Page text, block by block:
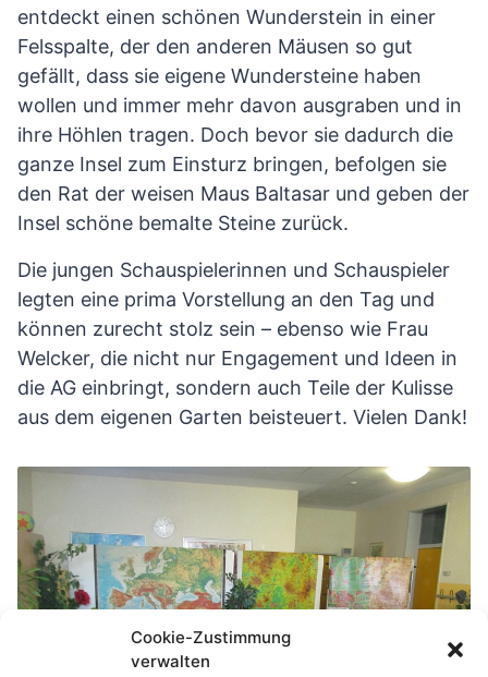
Cookie-Zustimmung
verwalten
entdeckt einen schönen Wunderstein in einer
Felsspalte, der den anderen Mäusen so gut
gefällt, dass sie eigene Wundersteine haben
wollen und immer mehr davon ausgraben und in
ihre Höhlen tragen. Doch bevor sie dadurch die
ganze Insel zum Einsturz bringen, befolgen sie
den Rat der weisen Maus Baltasar und geben der
Insel schöne bemalte Steine zurück.
Die jungen Schauspielerinnen und Schauspieler
legten eine prima Vorstellung an den Tag und
können zurecht stolz sein – ebenso wie Frau
Welcker, die nicht nur Engagement und Ideen in
die AG einbringt, sondern auch Teile der Kulisse
aus dem eigenen Garten beisteuert. Vielen Dank!